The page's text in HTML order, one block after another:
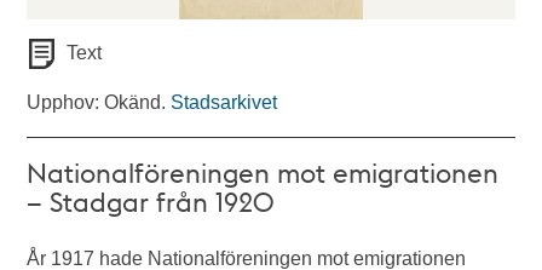
Text
Upphov: Okänd. Stadsarkivet
Nationalföreningen mot emigrationen
– Stadgar från 1920
År 1917 hade Nationalföreningen mot emigrationen